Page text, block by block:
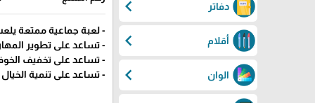
دفاتر chevron_left
أقلام chevron_left
الوان chevron_left
- لعبة جماعية ممتعة
- تساعد على تطوير
- تساعد على تخفيف
- تساعد على تنمية الخيال